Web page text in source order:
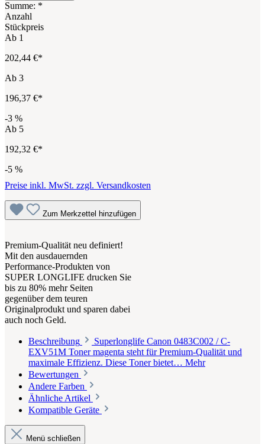
Summe: *
Anzahl
Stückpreis
Ab 1
202,44 €*
Ab 3
196,37 €*
-3 %
Ab 5
192,32 €*
-5 %
Preise inkl. MwSt. zzgl. Versandkosten
Zum Merkzettel hinzufügen
Premium-Qualität neu definiert!
Mit den ausdauernden
Performance-Produkten von
SUPER LONGLIFE drucken Sie
bis zu 80% mehr Seiten
gegenüber dem teuren
Originalprodukt und sparen dabei
auch noch Geld.
Beschreibung
Superlonglife Canon 0483C002 / C-
EXV51M Toner magenta steht für Premium-Qualität und
maximale Effizienz. Diese Toner bietet… Mehr
Bewertungen
Andere Farben
Ähnliche Artikel
Kompatible Geräte
Menü schließen